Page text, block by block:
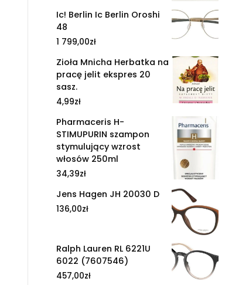
Ic! Berlin Ic Berlin Oroshi
48
1 799,00zł
Zioła Mnicha Herbatka na
pracę jelit ekspres 20
sasz.
4,99zł
Pharmaceris H-
STIMUPURIN szampon
stymulujący wzrost
włosów 250ml
34,39zł
Jens Hagen JH 20030 D
136,00zł
Ralph Lauren RL 6221U
6022 (7607546)
457,00zł